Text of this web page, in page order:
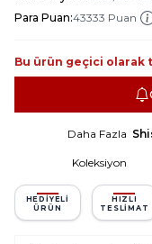
Para Puan:43333 Puan
Bu ürün geçici olarak
Daha Fazla
Koleksiyon
HEDIYELI
ÜRÜN
HIZLI
TESLIMAT